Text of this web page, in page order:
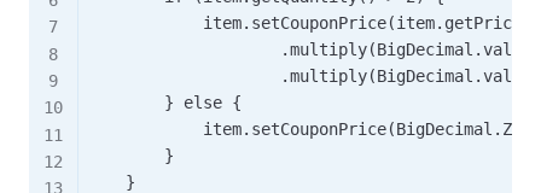
            item.setCouponPrice(item.getPrice()
        } else {
        }
    }